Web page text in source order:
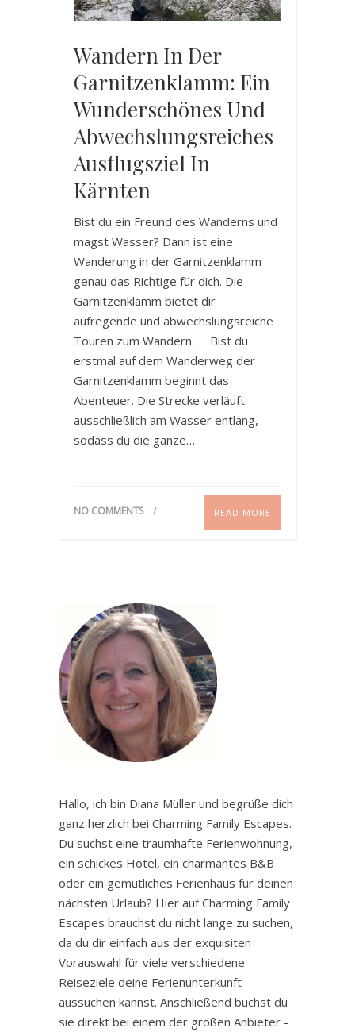
Wandern In Der
Garnitzenklamm: Ein
Wunderschönes Und
Abwechslungsreiches
Ausflugsziel In
Kärnten
Bist du ein Freund des Wanderns und
magst Wasser? Dann ist eine
Wanderung in der Garnitzenklamm
genau das Richtige für dich. Die
Garnitzenklamm bietet dir
aufregende und abwechslungsreiche
Touren zum Wandern. Bist du
erstmal auf dem Wanderweg der
Garnitzenklamm beginnt das
Abenteuer. Die Strecke verläuft
ausschließlich am Wasser entlang,
sodass du die ganze…
NO COMMENTS READ MORE
Hallo, ich bin Diana Müller und begrüße dich
ganz herzlich bei Charming Family Escapes.
Du suchst eine traumhafte Ferienwohnung,
ein schickes Hotel, ein charmantes B&B
oder ein gemütliches Ferienhaus für deinen
nächsten Urlaub? Hier auf Charming Family
Escapes brauchst du nicht lange zu suchen,
da du dir einfach aus der exquisiten
Vorauswahl für viele verschiedene
Reiseziele deine Ferienunterkunft
aussuchen kannst. Anschließend buchst du
sie direkt bei einem der großen Anbieter -